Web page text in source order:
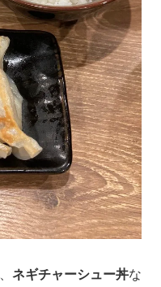
ネギチャーシュー丼な